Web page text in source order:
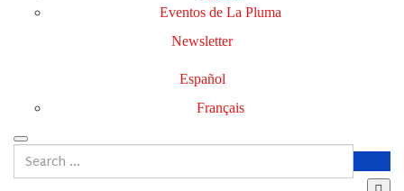
Eventos de La Pluma
Newsletter
Español
Français